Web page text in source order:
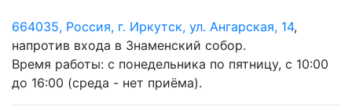
664035, Россия, г. Иркутск, ул. Ангарская, 14,
напротив входа в Знаменский собор.
Время работы: с понедельника по пятницу, с 10:00
до 16:00 (среда - нет приёма).